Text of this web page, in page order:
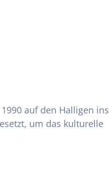
auf den Halligen ins
um das kulturelle